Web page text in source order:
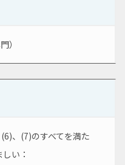
）
、(7)のすべてを満た
い：